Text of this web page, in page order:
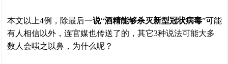
本文以上4例，除最后一说“酒精能够杀灭新型冠状病毒”可能
有人相信以外，连官媒也传送了的，其它3种说法可能大多
数人会嗤之以鼻，为什么呢？